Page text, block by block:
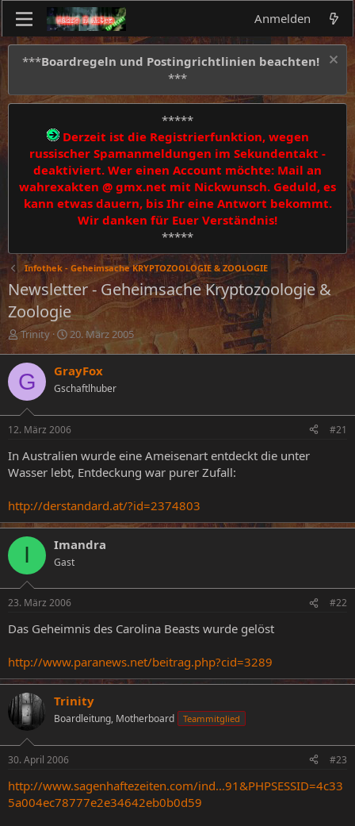
Anmelden
***Boardregeln und Postingrichtlinien beachten!
***
*****
Derzeit ist die Registrierfunktion, wegen
russischer Spamanmeldungen im Sekundentakt -
deaktiviert. Wer einen Account möchte: Mail an
wahrexakten @ gmx.net mit Nickwunsch. Geduld, es
kann etwas dauern, bis Ihr eine Antwort bekommt.
Wir danken für Euer Verständnis!
*****
Infothek - Geheimsache KRYPTOZOOLOGIE & ZOOLOGIE
Newsletter - Geheimsache Kryptozoologie &
Zoologie
E
s
t
e
l
l
e
Trinity
E
r
t
e
l
t
m
20. März 2005
G GrayFox
Gschaftlhuber
12. März 2006 #21
In Australien wurde eine Ameisenart entdeckt die unter
Wasser lebt, Entdeckung war purer Zufall:
http://derstandard.at/?id=2374803
I Imandra
Gast
23. März 2006 #22
Das Geheimnis des Carolina Beasts wurde gelöst
http://www.paranews.net/beitrag.php?cid=3289
Trinity
Boardleitung, Motherboard Teammitglied
30. April 2006 #23
http://www.sagenhaftezeiten.com/ind...91&PHPSESSID=4c33
5a004ec78777e2e34642eb0b0d59